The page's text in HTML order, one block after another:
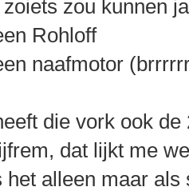
zou kunnen
Rohloff
naafmotor
die vork ook
dat lijkt me
het alleen maar